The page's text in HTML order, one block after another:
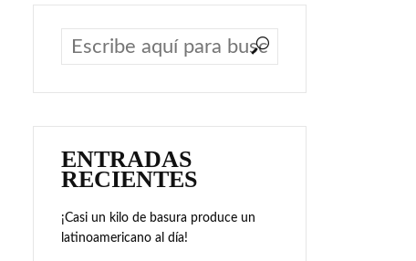
ENTRADAS
RECIENTES
¡Casi un kilo de basura produce un
latinoamericano al día!